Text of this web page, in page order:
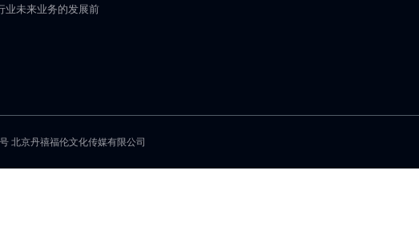
业未来业务的发展前
北京丹禧福伦文化传媒有限公司